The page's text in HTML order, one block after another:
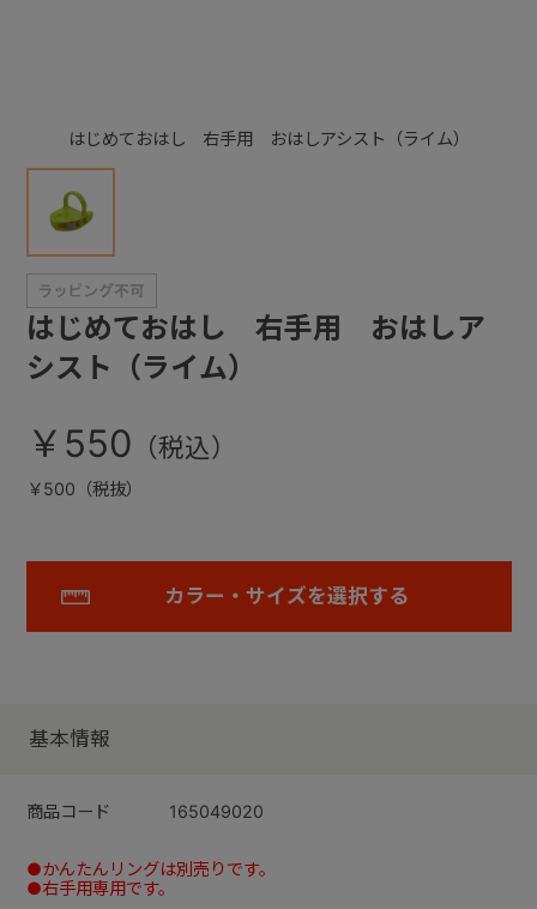
はじめておはし 右手用 おはしアシスト（ライム）
はじめておはし 右手用 おはしア
シスト（ライム）
￥550
￥500（税抜）
カラー・サイズを選択する
基本情報
商品コード 165049020
●かんたんリングは別売りです。
●右手用専用です。